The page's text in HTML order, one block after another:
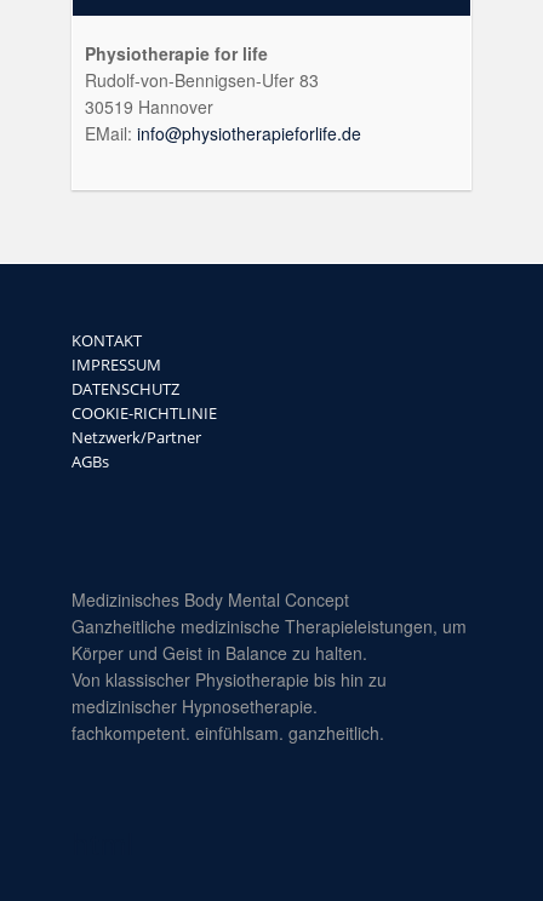
Physiotherapie for life
Rudolf-von-Bennigsen-Ufer 83
30519 Hannover
EMail: info@physiotherapieforlife.de
KONTAKT
IMPRESSUM
DATENSCHUTZ
COOKIE-RICHTLINIE
Netzwerk/Partner
AGBs
Medizinisches Body Mental Concept
Ganzheitliche medizinische Therapieleistungen, um
Körper und Geist in Balance zu halten.
Von klassischer Physiotherapie bis hin zu
medizinischer Hypnosetherapie.
fachkompetent. einfühlsam. ganzheitlich.